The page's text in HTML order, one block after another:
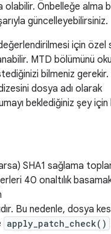
olabilir. Önbelleğe alma
güncelleyebilirsiniz.
için özel
MTD bölümünü
bilmeniz
dosya adı olarak
beklediğiniz şey
SHA1 sağlama
40 onaltılık
Bu nedenle, dosya
apply_patch_check()